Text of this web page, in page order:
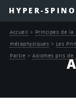
HYPER-
Accueil > Principes de la
métaphysiques > Les
Partie > Axiomes pris de